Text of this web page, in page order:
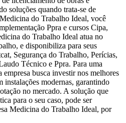
soluções quando trata-se de
do Trabalho Ideal, você
Ppra e cursos Cipa,
do Trabalho Ideal atua no
e disponibiliza para seus
Segurança do Trabalho, Perícias,
Técnico e Ppra. Para uma
empresa busca investir nos melhores
instalações modernas, garantindo
no mercado. A solução que
para o seu caso, pode ser
Medicina do Trabalho Ideal, por